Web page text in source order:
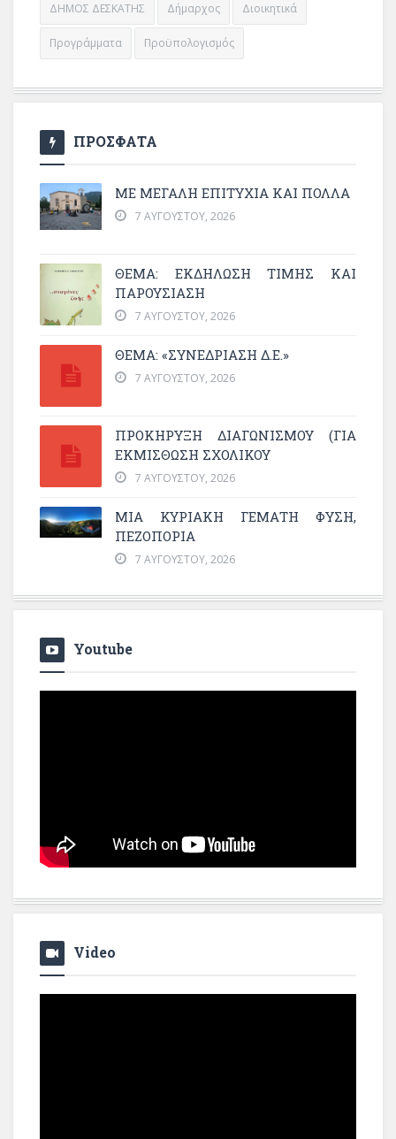
ΔΗΜΟΣ ΔΕΣΚΑΤΗΣ Δήμαρχος Διοικητικά
Προγράμματα Προϋπολογισμός
ΠΡΟΣΦΑΤΑ
ΜΕ ΜΕΓΆΛΗ ΕΠΙΤΥΧΊΑ ΚΑΙ ΠΟΛΛΆ
7 ΑΥΓΟΎΣΤΟΥ, 2026
ΘΈΜΑ: ΕΚΔΉΛΩΣΗ ΤΙΜΉΣ ΚΑΙ
ΠΑΡΟΥΣΊΑΣΗ
7 ΑΥΓΟΎΣΤΟΥ, 2026
ΘΕΜΑ: «ΣΥΝΕΔΡΊΑΣΗ Δ.Ε.»
7 ΑΥΓΟΎΣΤΟΥ, 2026
ΠΡΟΚΗΡΥΞΗ ΔΙΑΓΩΝΙΣΜΟΥ (ΓΙΑ
ΕΚΜΊΣΘΩΣΗ ΣΧΟΛΙΚΟΎ
7 ΑΥΓΟΎΣΤΟΥ, 2026
ΜΙΑ ΚΥΡΙΑΚΉ ΓΕΜΆΤΗ ΦΎΣΗ,
ΠΕΖΟΠΟΡΊΑ
7 ΑΥΓΟΎΣΤΟΥ, 2026
Youtube
Video